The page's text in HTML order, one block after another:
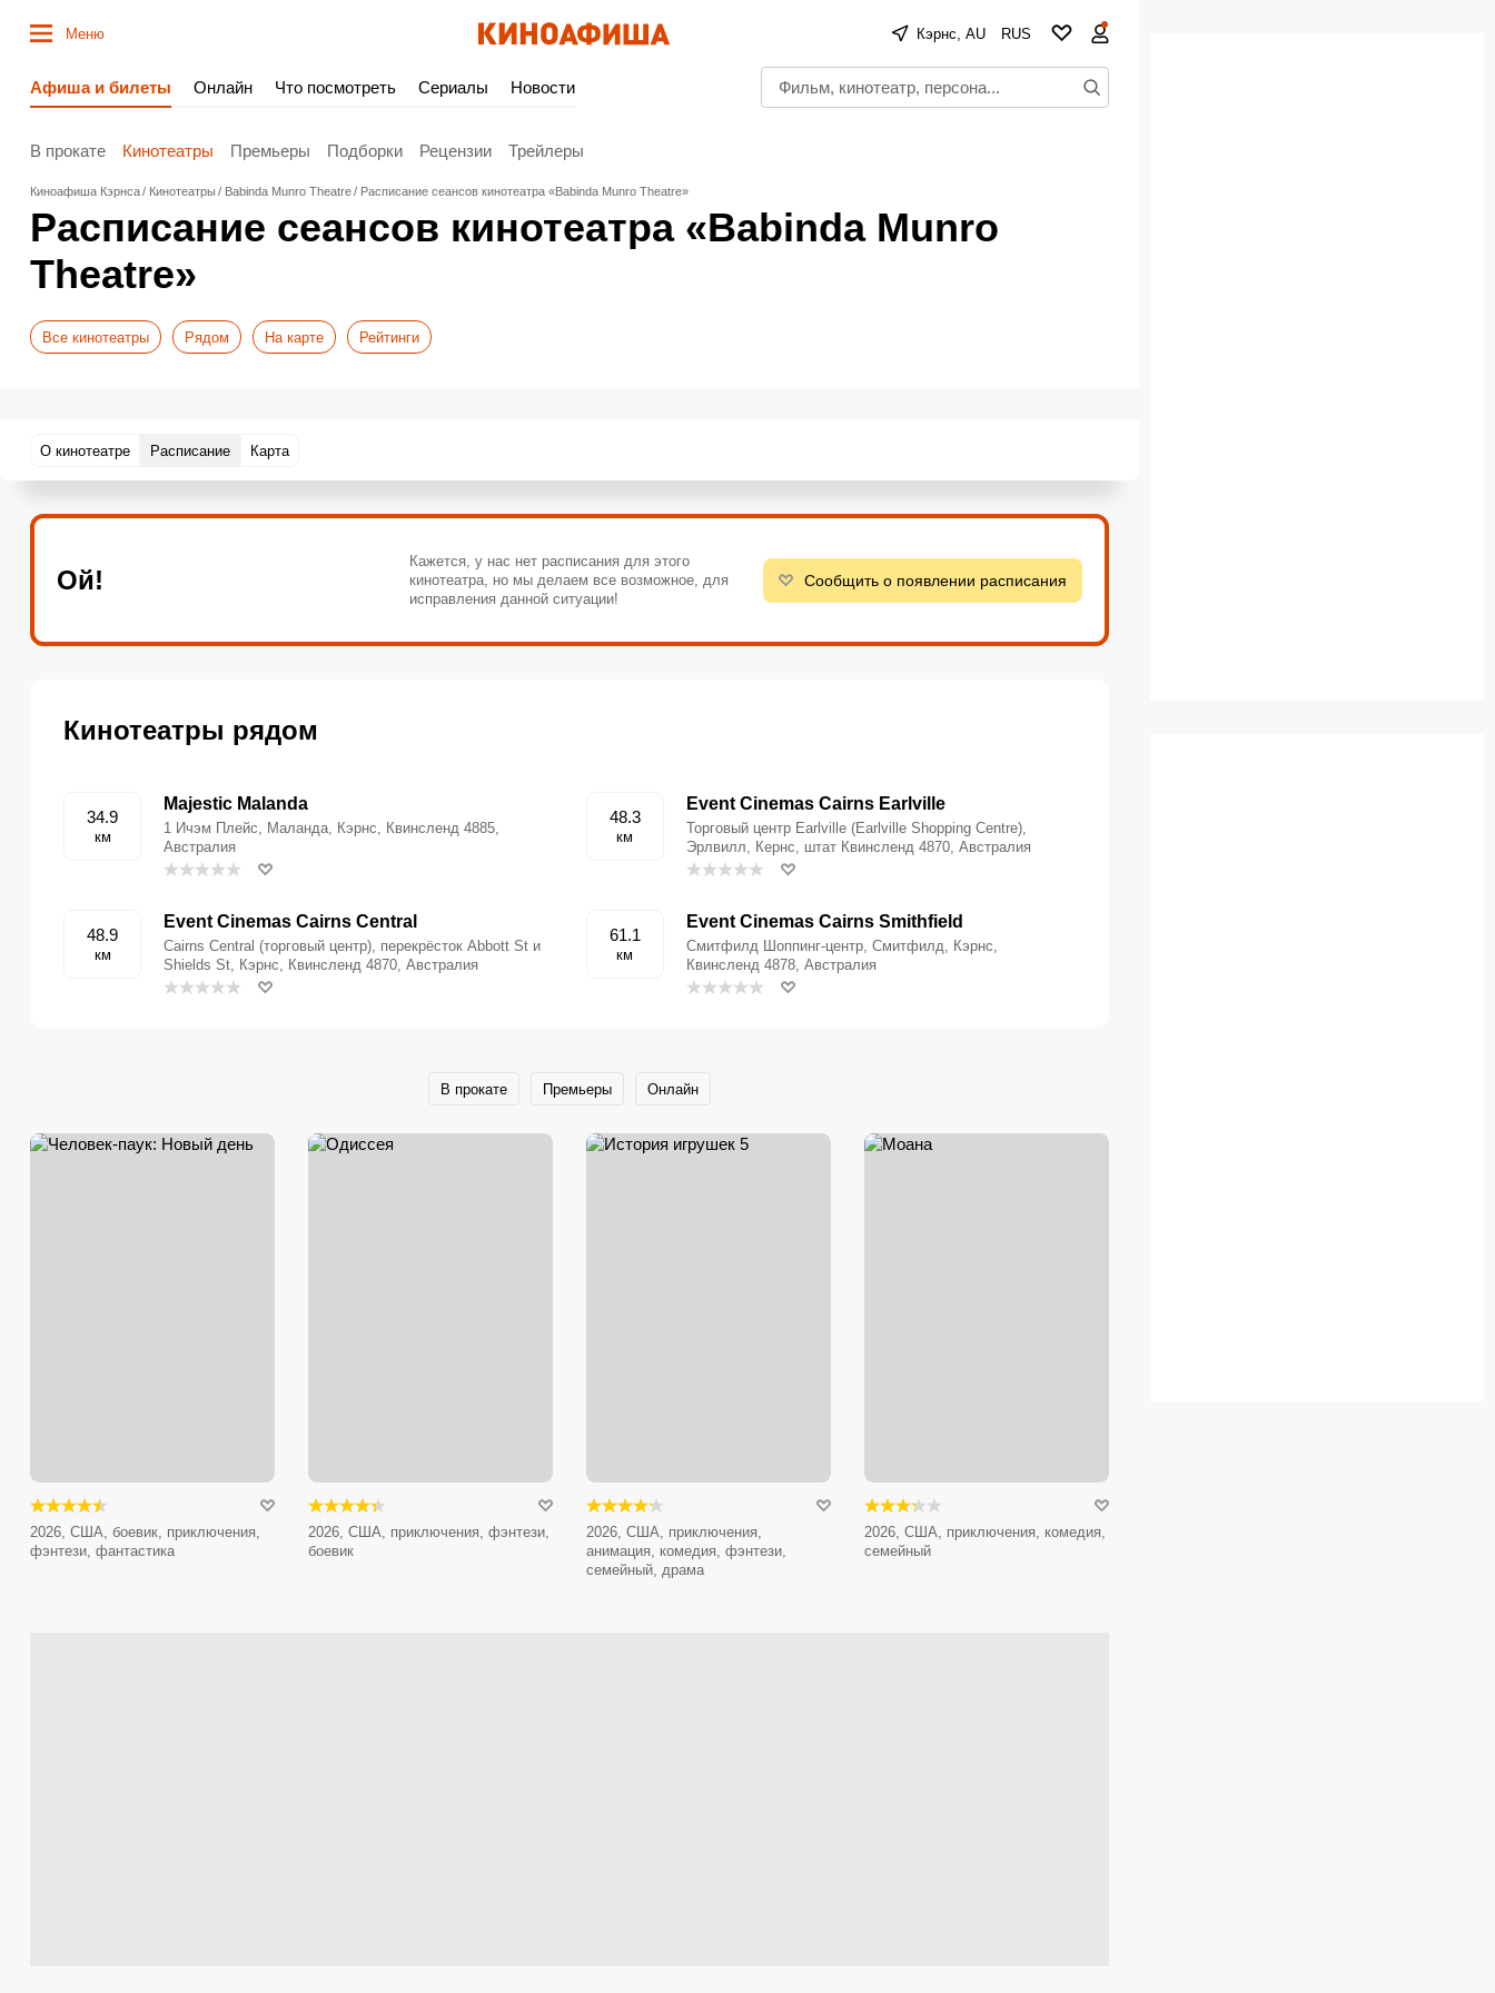
Меню Кэрнс, AU RUS
Афиша и билеты Онлайн Что посмотреть Сериалы Новости
В прокате Кинотеатры Премьеры Подборки Рецензии Трейлеры
Киноафиша Кэрнса Кинотеатры Babinda Munro Theatre Расписание сеансов кинотеатра «Babinda Munro Theatre»
Расписание сеансов кинотеатра «Babinda Munro
Theatre»
Все кинотеатры Рядом На карте Рейтинги
О кинотеатре Расписание Карта
Ой!
Кажется, у нас нет расписания для этого
кинотеатра, но мы делаем все возможное, для
исправления данной ситуации!
Сообщить о появлении расписания
Кинотеатры рядом
34.9
км
Majestic Malanda
1 Ичэм Плейс, Маланда, Кэрнс, Квинсленд 4885,
Австралия
48.3
км
Event Cinemas Cairns Earlville
Торговый центр Earlville (Earlville Shopping Centre),
Эрлвилл, Кернс, штат Квинсленд 4870, Австралия
48.9
км
Event Cinemas Cairns Central
Cairns Central (торговый центр), перекрёсток Abbott St и
Shields St, Кэрнс, Квинсленд 4870, Австралия
61.1
км
Event Cinemas Cairns Smithfield
Смитфилд Шоппинг-центр, Смитфилд, Кэрнс,
Квинсленд 4878, Австралия
В прокате Премьеры Онлайн
2026, США, боевик, приключения,
фэнтези, фантастика
2026, США, приключения, фэнтези,
боевик
2026, США, приключения,
анимация, комедия, фэнтези,
семейный, драма
2026, США, приключения, комедия,
семейный